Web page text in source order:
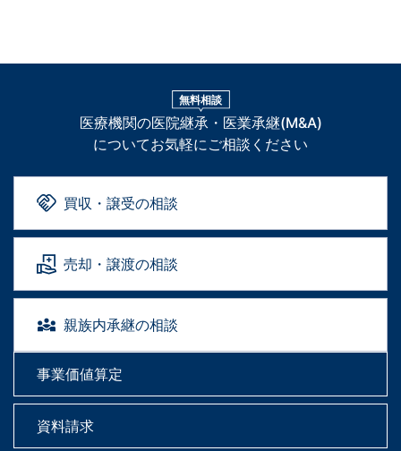
無料相談
医療機関の医院継承・医業承継(M&A)
についてお気軽にご相談ください
買収・譲受の相談
売却・譲渡の相談
親族内承継の相談
事業価値算定
資料請求